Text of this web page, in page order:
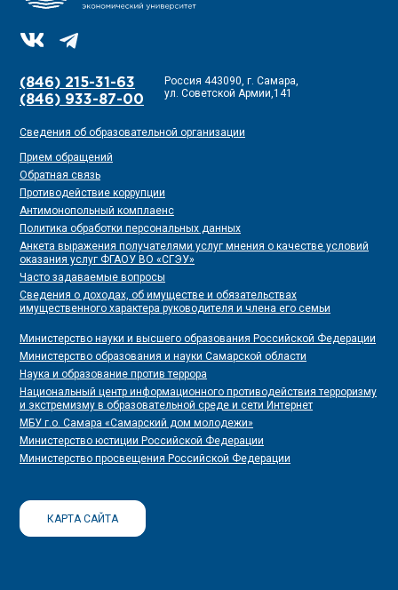
(846) 215-31-63
(846) 933-87-00
Россия 443090, г. Самара,
ул. Советской Армии,141
Сведения об образовательной организации
Прием обращений
Обратная связь
Противодействие коррупции
Антимонопольный комплаенс
Политика обработки персональных данных
Анкета выражения получателями услуг мнения о качестве условий
оказания услуг ФГАОУ ВО «СГЭУ»
Часто задаваемые вопросы
Сведения о доходах, об имуществе и обязательствах
имущественного характера руководителя и члена его семьи
Министерство науки и высшего образования Российской Федерации
Министерство образования и науки Самарской области
Наука и образование против террора
Национальный центр информационного противодействия терроризму
и экстремизму в образовательной среде и сети Интернет
МБУ г.о. Самара «Самарский дом молодежи»
Министерство юстиции Российской Федерации
Министерство просвещения Российской Федерации
КАРТА САЙТА